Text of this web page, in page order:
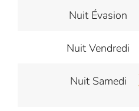
Nuit Évasion
Nuit Vendredi
Nuit Samedi